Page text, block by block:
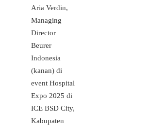
Aria Verdin,
Managing
Director
Beurer
Indonesia
(kanan) di
event Hospital
Expo 2025 di
ICE BSD City,
Kabupaten